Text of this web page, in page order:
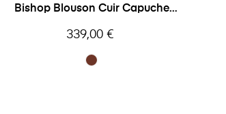
Bishop Blouson Cuir Capuche
Prix
339,00 €